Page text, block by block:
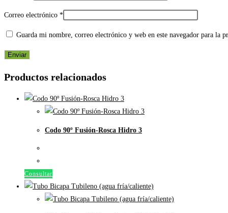
Correo electrónico *
Guarda mi nombre, correo electrónico y web en este navegador para la
Productos relacionados
Codo 90º Fusión-Rosca Hidro 3
Consultar